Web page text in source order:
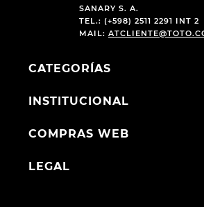
SANARY S. A.
TEL.: (+598) 2511 2291 INT 2
MAIL:
CATEGORÍAS
INSTITUCIONAL
COMPRAS WEB
LEGAL